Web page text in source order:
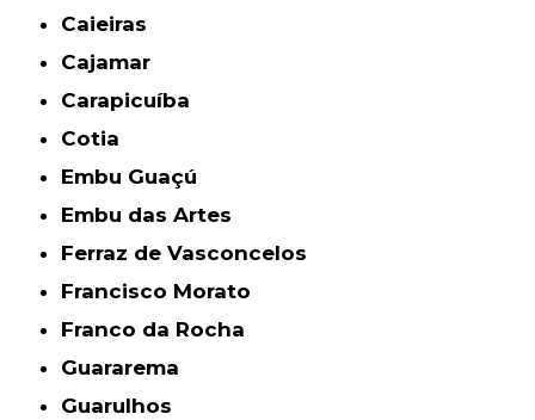
Caieiras
Cajamar
Carapicuíba
Cotia
Embu Guaçú
Embu das Artes
Ferraz de Vasconcelos
Francisco Morato
Franco da Rocha
Guararema
Guarulhos